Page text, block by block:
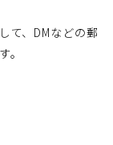
て、DMなどの郵
。